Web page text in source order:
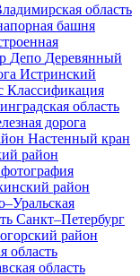
область
башня
Депо Деревянный
Истринский
Классификация
область
дорога
Настенный кран
район
район
Санкт–Петербург
район
область
область